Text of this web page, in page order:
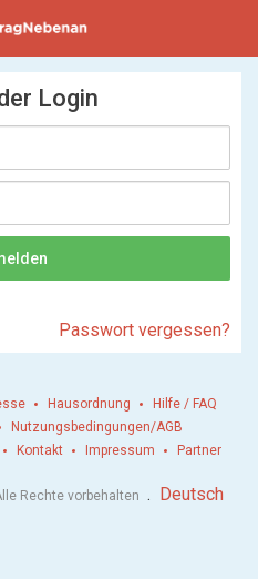
Login
Passwort vergessen?
Hausordnung
Hilfe / FAQ
Nutzungsbedingungen/AGB
Kontakt Impressum Partner
Rechte vorbehalten . Deutsch